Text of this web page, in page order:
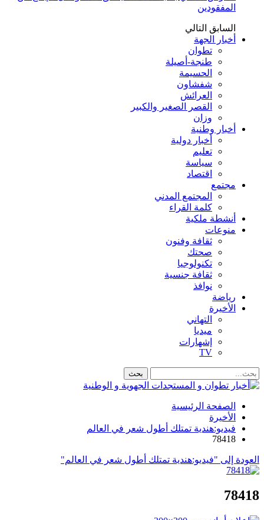
المفقودين
السابق التالي
أخبار الجهة
تطوان
طنجة-أصيلة
الحسيمة
شفشاون
العرائش
القصر الصغير والكبير
وزان
أخبار وطنية
أخبار دولية
تعليم
سياسة
اقتصاد
مجتمع
المجتمع المدني
كلمة القراء
أنشطة ملكية
منوعات
ثقافة وفنون
صحتك
تكنولوجيا
ثقافة جنسية
نوافذ
رياضة
الأخيرة
التهاني
ميديا
إشهارات
TV
الصفحة الرئيسية
الأخيرة
فيديو:هندية تمتلك أطول شعر في العالم
78418
العودة إلى "فيديو:هندية تمتلك أطول شعر في العالم"
78418